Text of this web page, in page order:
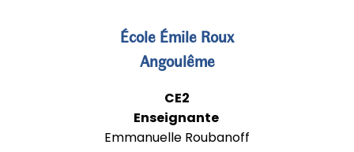
École Émile Roux
Angoulême
CE2
Enseignante
Emmanuelle Roubanoff